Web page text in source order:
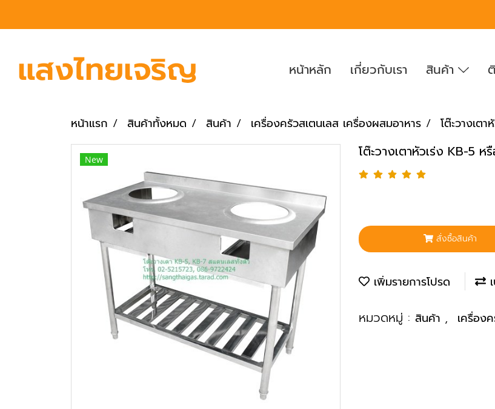
หน้าหลัก เกี่ยวกับเรา สินค้า
หน้าแรก สินค้าทั้งหมด สินค้า เครื่องครัวสเตนเลส เครื่องผสมอาหาร โต๊ะวางเต
New โต๊ะวางเตาหัวเร่ง KB-5
สั่งซื้อสินค้า
เพิ่มรายการโปรด
หมวดหมู่ : สินค้า , เครื่อง